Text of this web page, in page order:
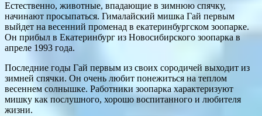
Естественно, животные, впадающие в зимнюю спячку,
начинают просыпаться. Гималайский мишка Гай первым
выйдет на весенний променад в екатеринбургском зоопарке.
Он прибыл в Екатеринбург из Новосибирского зоопарка в
апреле 1993 года.
Последние годы Гай первым из своих сородичей выходит из
зимней спячки. Он очень любит понежиться на теплом
весеннем солнышке. Работники зоопарка характеризуют
мишку как послушного, хорошо воспитанного и любителя
жизни.